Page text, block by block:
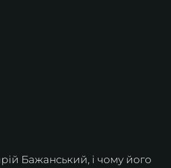
Бажанський, і чому його